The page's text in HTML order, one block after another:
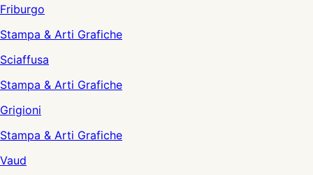
Friburgo
Stampa & Arti Grafiche
Sciaffusa
Stampa & Arti Grafiche
Grigioni
Stampa & Arti Grafiche
Vaud